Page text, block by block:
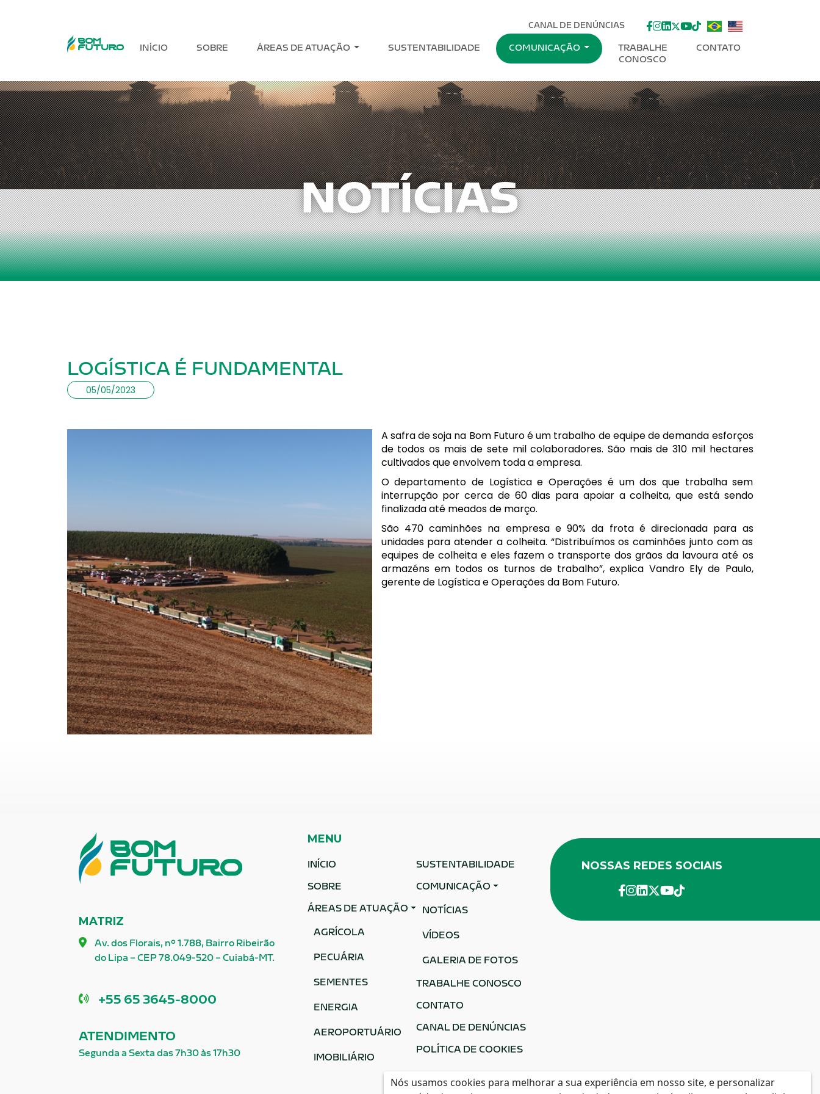
CANAL DE DENÚNCIAS facebook
instagram
linkedin
twitter
youtube
Tik-Tok
INÍCIO SOBRE ÁREAS DE ATUAÇÃO SUSTENTABILIDADE COMUNICAÇÃO
TRABALHE
CONOSCO
CONTATO
NOTÍCIAS
LOGÍSTICA É FUNDAMENTAL
05/05/2023
A safra de soja na Bom Futuro é um trabalho de equipe de demanda esforços
de todos os mais de sete mil colaboradores. São mais de 310 mil hectares
cultivados que envolvem toda a empresa.
O departamento de Logística e Operações é um dos que trabalha sem
interrupção por cerca de 60 dias para apoiar a colheita, que está sendo
finalizada até meados de março.
São 470 caminhões na empresa e 90% da frota é direcionada para as
unidades para atender a colheita. “Distribuímos os caminhões junto com as
equipes de colheita e eles fazem o transporte dos grãos da lavoura até os
armazéns em todos os turnos de trabalho”, explica Vandro Ely de Paulo,
gerente de Logística e Operações da Bom Futuro.
MATRIZ
Av. dos Florais, nº 1.788, Bairro Ribeirão
do Lipa – CEP 78.049-520 – Cuiabá-MT.
Telefone
+55 65 3645-8000
ATENDIMENTO
Segunda a Sexta das 7h30 às 17h30
MENU
INÍCIO
SOBRE
ÁREAS DE ATUAÇÃO
AGRÍCOLA
PECUÁRIA
SEMENTES
ENERGIA
AEROPORTUÁRIO
IMOBILIÁRIO
SUSTENTABILIDADE
COMUNICAÇÃO
NOTÍCIAS
VÍDEOS
GALERIA DE FOTOS
TRABALHE CONOSCO
CONTATO
CANAL DE DENÚNCIAS
POLÍTICA DE COOKIES
NOSSAS REDES SOCIAIS
facebook
instagram
linkedin
twitteryoutube
Tik-Tok
Nós usamos cookies para melhorar a sua experiência em nosso site, e personalizar